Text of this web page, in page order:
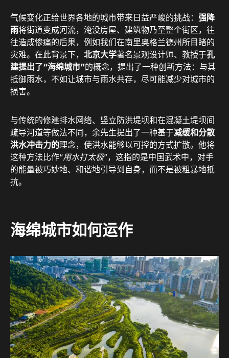
气候变化正给世界各地的城市带来日益严峻的挑战： 强降
雨将街道变成河流，淹没房屋、建筑物乃至整个街区，往
往造成惨痛的后果，例如我们在南里奥格兰德州所目睹的
灾难。在此背景下， 北京大学著名景观设计师、教授于孔
建提出了“海绵城市”的概念，提出了一种创新方法：与其
抵御雨水，不如让城市与雨水共存，尽可能减少对城市的
损害。
与传统的修建排水网络、竖立防洪堤坝和在混凝土堤坝间
疏导河道等做法不同，余先生提出了一种基于减缓和分散
洪水冲击力的理念，使洪水能够以可控的方式扩散。他将
这种方法比作“用水打太极”，这指的是中国武术中，对手
的能量被巧妙地、和谐地引导到自身，而不是被粗暴地抵
抗。
海绵城市如何运作